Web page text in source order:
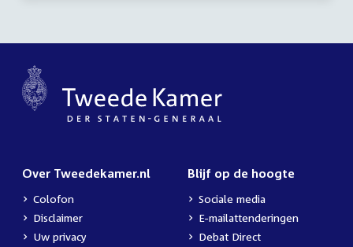
Over Tweedekamer.nl
Colofon
Disclaimer
Uw privacy
Blijf op de hoogte
Sociale media
E-mailattenderingen
Debat Direct